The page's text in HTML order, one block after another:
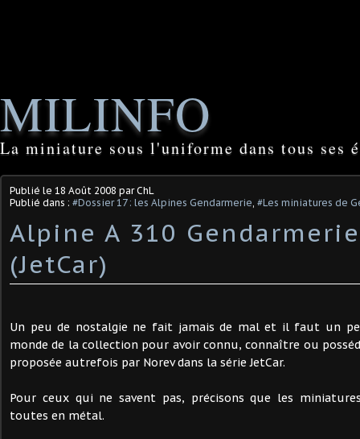
MILINFO
La miniature sous l'uniforme dans tous ses
Publié le 18 Août 2008 par ChL
Publié dans : #Dossier 17 : les Alpines Gendarmerie, #Les miniatures de
Alpine A 310
(JetCar)
Un peu de nostalgie ne fait jamais de mal et il faut un
monde de la collection pour avoir connu, connaître ou
proposée autrefois par Norev dans la série JetCar.
Pour ceux qui ne savent pas, précisons que les
toutes en métal.